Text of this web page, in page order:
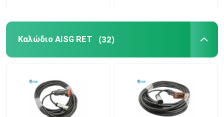
Καλώδιο AISG RET (32)